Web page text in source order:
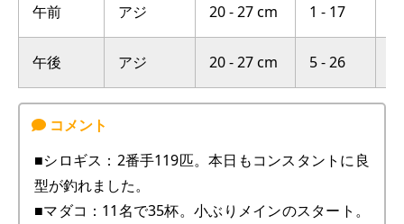
午前 アジ 20 - 27 cm 1 - 17
午後 アジ 20 - 27 cm 5 - 26
■シロギス：2番手119匹。本日もコンスタントに良
型が釣れました。
■マダコ：11名で35杯。小ぶりメインのスタート。